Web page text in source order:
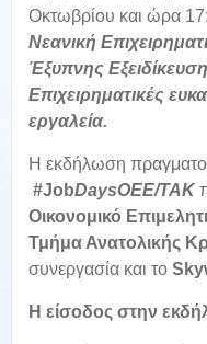
Οκτωβρίου και ώρα
Νεανική
Έξυπνης
Επιχειρηματικές
εργαλεία.
Η εκδήλωση
#JobDaysΟΕΕ/ΤΑΚ
Οικονομικό
Τμήμα Ανατολικής
συνεργασία και το
Η είσοδος στην